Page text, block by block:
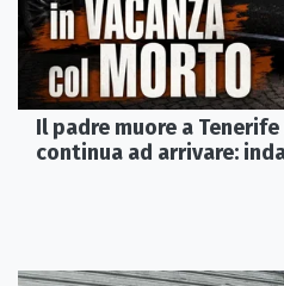
Il padre muore a
continua ad arrivare: